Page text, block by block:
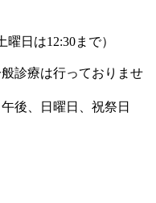
曜日は12:30まで）
診療は行っておりませ
後、日曜日、祝祭日